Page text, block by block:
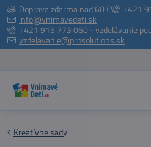
Doprava zdarma nad 60 €
+421
info@vnimavedeti.sk
+421 915 773 060 - vzdelávanie
vzdelavanie@prosolutions.sk
Kreatívne sady